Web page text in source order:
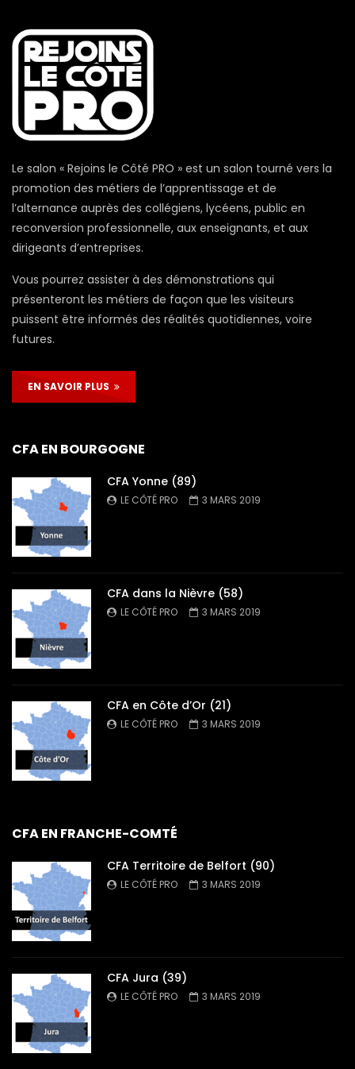
Le salon « Rejoins le Côté PRO » est un salon tourné vers la
promotion des métiers de l’apprentissage et de
l’alternance auprès des collégiens, lycéens, public en
reconversion professionnelle, aux enseignants, et aux
dirigeants d’entreprises.
Vous pourrez assister à des démonstrations qui
présenteront les métiers de façon que les visiteurs
puissent être informés des réalités quotidiennes, voire
futures.
EN SAVOIR PLUS
CFA EN BOURGOGNE
CFA Yonne (89)
LE CÔTÉ PRO 3 MARS 2019
CFA dans la Nièvre (58)
LE CÔTÉ PRO 3 MARS 2019
CFA en Côte d’Or (21)
LE CÔTÉ PRO 3 MARS 2019
CFA EN FRANCHE-COMTÉ
CFA Territoire de Belfort (90)
LE CÔTÉ PRO 3 MARS 2019
CFA Jura (39)
LE CÔTÉ PRO 3 MARS 2019